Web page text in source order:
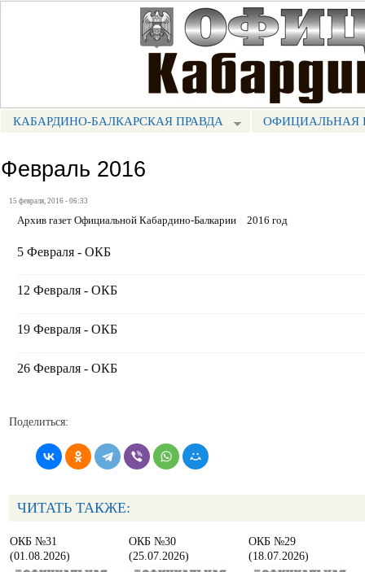
МЕНЮ КБП
КАБАРДИНО-БАЛКАРСКАЯ ПРАВДА ОФИЦИАЛЬНАЯ
Февраль 2016
15 февраля, 2016 - 06:33
Архив газет Официальной Кабардино-Балкарии 2016 год
5 Февраля - ОКБ
12 Февраля - ОКБ
19 Февраля - ОКБ
26 Февраля - ОКБ
Поделиться:
ЧИТАТЬ ТАКЖЕ:
ОКБ №31
(01.08.2026)
ОКБ №30
(25.07.2026)
ОКБ №29
(18.07.2026)